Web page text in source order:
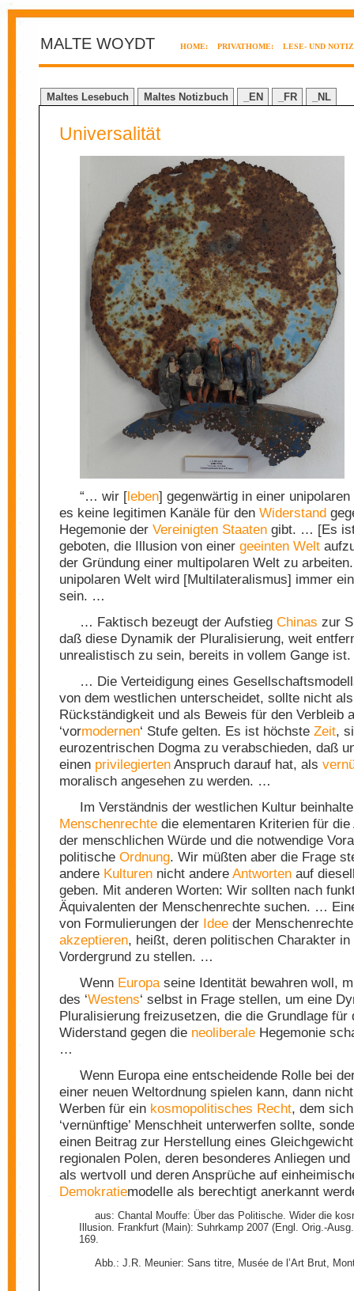
MALTE WOYDT HOME: PRIVATHOME: LESE- UND
Maltes Lesebuch Maltes Notizbuch _EN _FR _NL
Universalität
“… wir [leben] gegenwärtig in einer
es keine legitimen Kanäle für den Widerstand
Hegemonie der Vereinigten Staaten gibt. … [Es
geboten, die Illusion von einer geeinten Welt
der Gründung einer multipolaren Welt zu
unipolaren Welt wird [Multilateralismus] immer
sein. …
… Faktisch bezeugt der Aufstieg Chinas zur
daß diese Dynamik der Pluralisierung, weit
unrealistisch zu sein, bereits in vollem Gange
… Die Verteidigung eines
von dem westlichen unterscheidet, sollte nicht
Rückständigkeit und als Beweis für den Verbleib
‘vormodernen‘ Stufe gelten. Es ist höchste Zeit,
eurozentrischen Dogma zu verabschieden, daß
einen privilegierten Anspruch darauf hat, als
moralisch angesehen zu werden. …
Im Verständnis der westlichen Kultur
Menschenrechte die elementaren Kriterien für die
der menschlichen Würde und die notwendige
politische Ordnung. Wir müßten aber die Frage
andere Kulturen nicht andere Antworten auf
geben. Mit anderen Worten: Wir sollten nach
Äquivalenten der Menschenrechte suchen. …
von Formulierungen der Idee der
akzeptieren, heißt, deren politischen Charakter in
Vordergrund zu stellen. …
Wenn Europa seine Identität bewahren woll,
des ‘Westens‘ selbst in Frage stellen, um eine
Pluralisierung freizusetzen, die die Grundlage für
Widerstand gegen die neoliberale Hegemonie
…
Wenn Europa eine entscheidende Rolle bei
einer neuen Weltordnung spielen kann, dann
Werben für ein kosmopolitisches Recht, dem
‘vernünftige’ Menschheit unterwerfen sollte,
einen Beitrag zur Herstellung eines
regionalen Polen, deren besonderes Anliegen
als wertvoll und deren Ansprüche auf
Demokratiemodelle als berechtigt anerkannt
aus: Chantal Mouffe: Über das Politische. Wider die
Illusion. Frankfurt (Main): Suhrkamp 2007 (Engl. Orig.-
169.
Abb.: J.R. Meunier: Sans titre, Musée de l’Art Brut,